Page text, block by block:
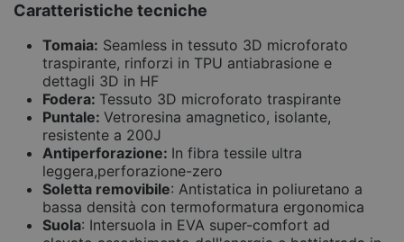
Caratteristiche tecniche
Tomaia: Seamless in tessuto 3D microforato
traspirante, rinforzi in TPU antiabrasione e
dettagli 3D in HF
Fodera: Tessuto 3D microforato traspirante
Puntale: Vetroresina amagnetico, isolante,
resistente a 200J
Antiperforazione: In fibra tessile ultra
leggera,perforazione-zero
Soletta removibile: Antistatica in poliuretano a
bassa densità con termoformatura ergonomica
Suola: Intersuola in EVA super-comfort ad